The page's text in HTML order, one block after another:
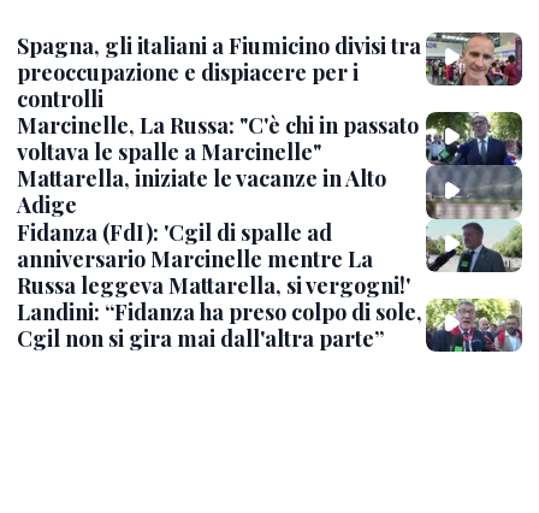
Spagna, gli italiani a Fiumicino divisi tra
preoccupazione e dispiacere per i
controlli
Marcinelle, La Russa: "C'è chi in passato
voltava le spalle a Marcinelle"
Mattarella, iniziate le vacanze in Alto
Adige
Fidanza (FdI): 'Cgil di spalle ad
anniversario Marcinelle mentre La
Russa leggeva Mattarella, si vergogni!'
Landini: “Fidanza ha preso colpo di sole,
Cgil non si gira mai dall'altra parte”